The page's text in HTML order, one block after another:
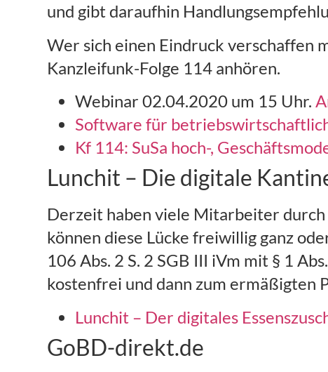
und gibt daraufhin
Wer sich einen Eindruck verschaffen
Kanzleifunk-Folge 114 anhören.
Webinar 02.04.2020 um 15 Uhr.
Software für
Kf 114: SuSa hoch-,
Lunchit – Die digitale
Derzeit haben viele Mitarbeiter
können diese Lücke freiwillig ganz
106 Abs. 2 S. 2 SGB III iVm mit § 1
kostenfrei und dann zum ermäßigten
Lunchit – Der digitales
GoBD-direkt.de